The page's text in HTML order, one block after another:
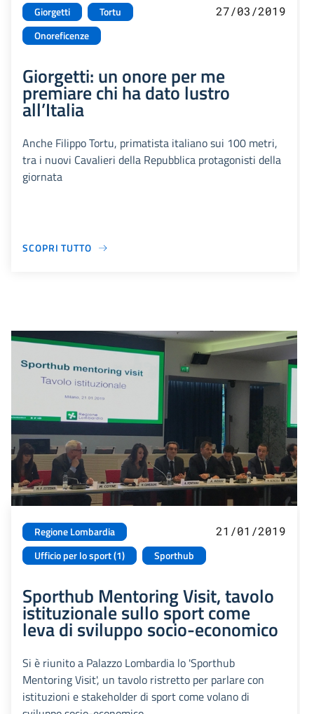
Giorgetti
Tortu
Onoreficenze
27/03/2019
Giorgetti: un onore per me
premiare chi ha dato lustro
all’Italia
Anche Filippo Tortu, primatista italiano sui 100 metri,
tra i nuovi Cavalieri della Repubblica protagonisti della
giornata
SCOPRI TUTTO
Regione Lombardia
Ufficio per lo sport (1)
Sporthub
21/01/2019
Sporthub Mentoring Visit, tavolo
istituzionale sullo sport come
leva di sviluppo socio-economico
Si è riunito a Palazzo Lombardia lo 'Sporthub
Mentoring Visit', un tavolo ristretto per parlare con
istituzioni e stakeholder di sport come volano di